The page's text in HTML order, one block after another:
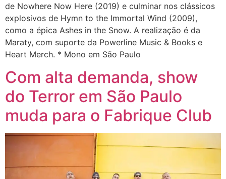
de Nowhere Now Here (2019) e culminar nos clássicos
explosivos de Hymn to the Immortal Wind (2009),
como a épica Ashes in the Snow. A realização é da
Maraty, com suporte da Powerline Music & Books e
Heart Merch. * Mono em São Paulo
Com alta demanda, show
do Terror em São Paulo
muda para o Fabrique Club